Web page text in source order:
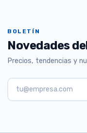
BOLETÍN
Novedades
Precios, tendencias y